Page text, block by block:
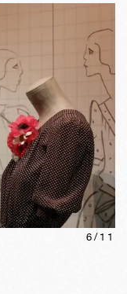
6/ 11